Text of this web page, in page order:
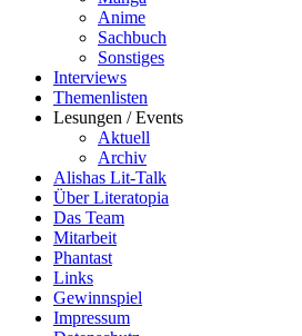
Anime
Sachbuch
Sonstiges
Interviews
Themenlisten
Lesungen / Events
Aktuell
Archiv
Alishas Lit-Talk
Über Literatopia
Das Team
Mitarbeit
Phantast
Links
Gewinnspiel
Impressum